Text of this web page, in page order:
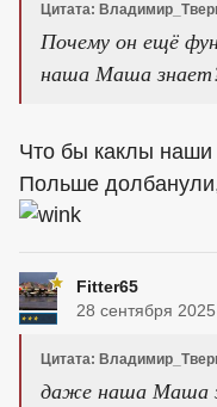
Цитата:
Почему он ещё
наша Маша
Что бы кaклы
Польше
Fitter65
28 сентября
Цитата:
даже наша Маша